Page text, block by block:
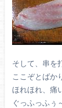
そして、串を
ここぞとばか
ほれほれ、痛
ぐっふっふぅ